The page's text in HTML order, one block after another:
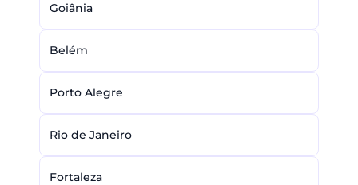
Goiânia
Belém
Porto Alegre
Rio de Janeiro
Fortaleza